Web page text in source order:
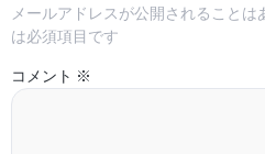
メールアドレスが公開されることは
は必須項目です
コメント ※